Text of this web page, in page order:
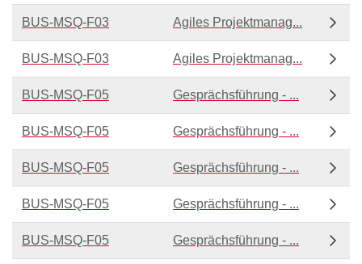
BUS-MSQ-F03 Agiles Projektmanag...
BUS-MSQ-F03 Agiles Projektmanag...
BUS-MSQ-F05 Gesprächsführung - ...
BUS-MSQ-F05 Gesprächsführung - ...
BUS-MSQ-F05 Gesprächsführung - ...
BUS-MSQ-F05 Gesprächsführung - ...
BUS-MSQ-F05 Gesprächsführung - ...